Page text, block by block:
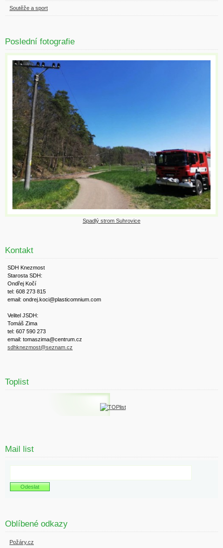
Soutěže a sport
Poslední fotografie
Spadlý strom Suhrovice
Kontakt
SDH Knezmost
Starosta SDH:
Ondřej Kočí
tel: 608 273 815
email: ondrej.koci@plasticomnium.com
Velitel JSDH:
Tomáš Zima
tel: 607 590 273
email: tomaszima@centrum.cz
sdhknezmost@seznam.cz
Toplist
Mail list
Oblíbené odkazy
Požáry.cz